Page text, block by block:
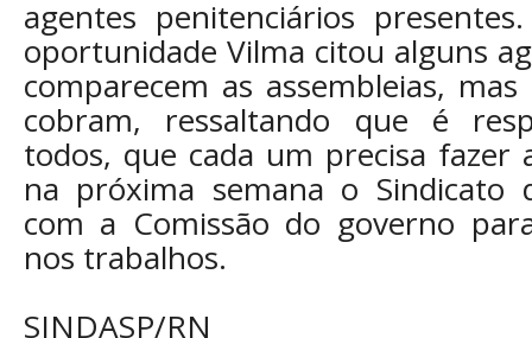
agentes penitenciários
oportunidade Vilma citou alguns
comparecem as assembleias,
cobram, ressaltando que é
todos, que cada um precisa fazer
na próxima semana o Sindicato
com a Comissão do governo
nos trabalhos.
SINDASP/RN